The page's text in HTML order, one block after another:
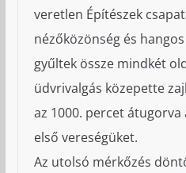
veretlen Építészek
nézőközönség és
gyűltek össze mindkét
üdvrivalgás közepette
az 1000. percet átugorva
első vereségüket.
Az utolsó mérkőzés